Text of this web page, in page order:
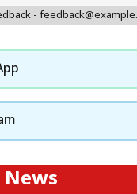
-
News